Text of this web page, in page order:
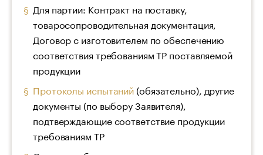
Для партии: Контракт на поставку,
товаросопроводительная документация,
Договор с изготовителем по обеспечению
соответствия требованиям ТР поставляемой
продукции
Протоколы испытаний (обязательно), другие
документы (по выбору Заявителя),
подтверждающие соответствие продукции
требованиям ТР